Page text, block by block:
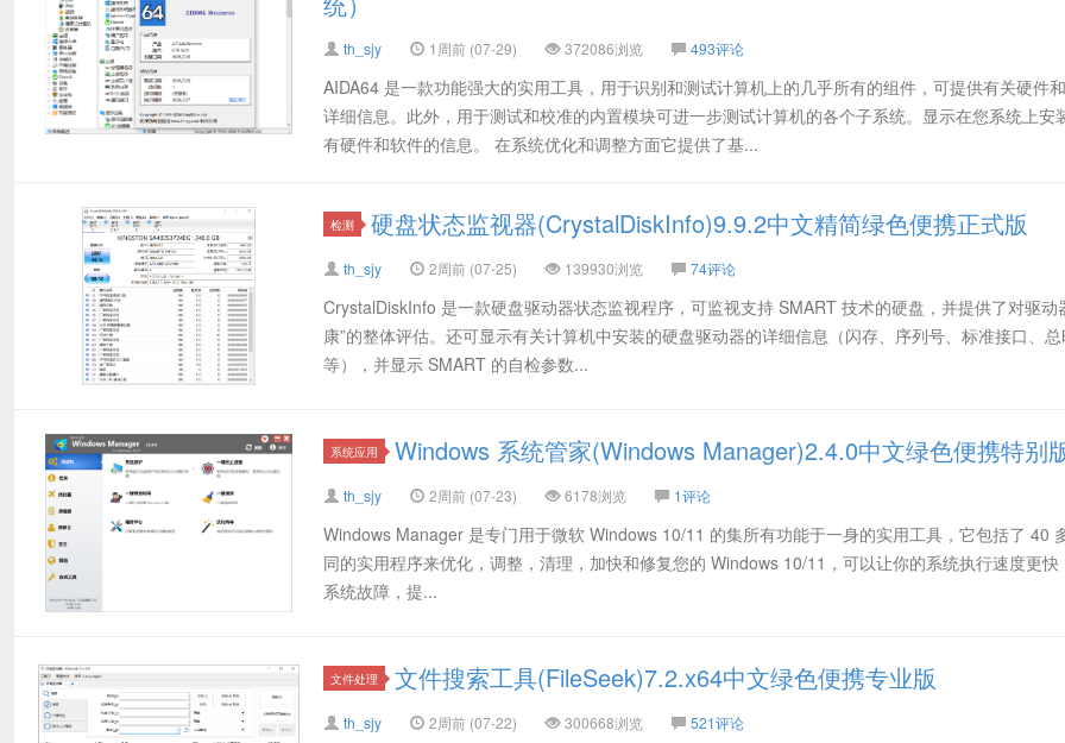
th_sjy 1周前 (07-29) 372086浏览 493评论
AIDA64 是一款功能强大的实用工具，用于识别和测试计算机上的几乎所有的组件，可提供有关硬件
详细信息。此外，用于测试和校准的内置模块可进一步测试计算机的各个子系统。显示在您系统上安
有硬件和软件的信息。 在系统优化和调整方面它提供了基...
检测 硬盘状态监视器(CrystalDiskInfo)9.9.2中文精简绿色便携正式版
th_sjy 2周前 (07-25) 139930浏览 74评论
CrystalDiskInfo 是一款硬盘驱动器状态监视程序，可监视支持 SMART 技术的硬盘，并提供了对驱动
康”的整体评估。还可显示有关计算机中安装的硬盘驱动器的详细信息（闪存、序列号、标准接口、总
等），并显示 SMART 的自检参数...
系统应用 Windows 系统管家(Windows Manager)2.4.0中文绿色便携特别
th_sjy 2周前 (07-23) 6178浏览 1评论
Windows Manager 是专门用于微软 Windows 10/11 的集所有功能于一身的实用工具，它包括了 40
同的实用程序来优化，调整，清理，加快和修复您的 Windows 10/11，可以让你的系统执行速度更快
系统故障，提...
文件处理 文件搜索工具(FileSeek)7.2.x64中文绿色便携专业版
th_sjy 2周前 (07-22) 300668浏览 521评论